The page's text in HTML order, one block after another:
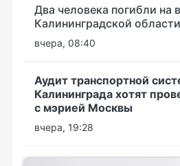
Два человека погибли на
Калининградской
вчера, 08:40
Аудит транспортной
Калининграда хотят
с мэрией Москвы
вчера, 19:28